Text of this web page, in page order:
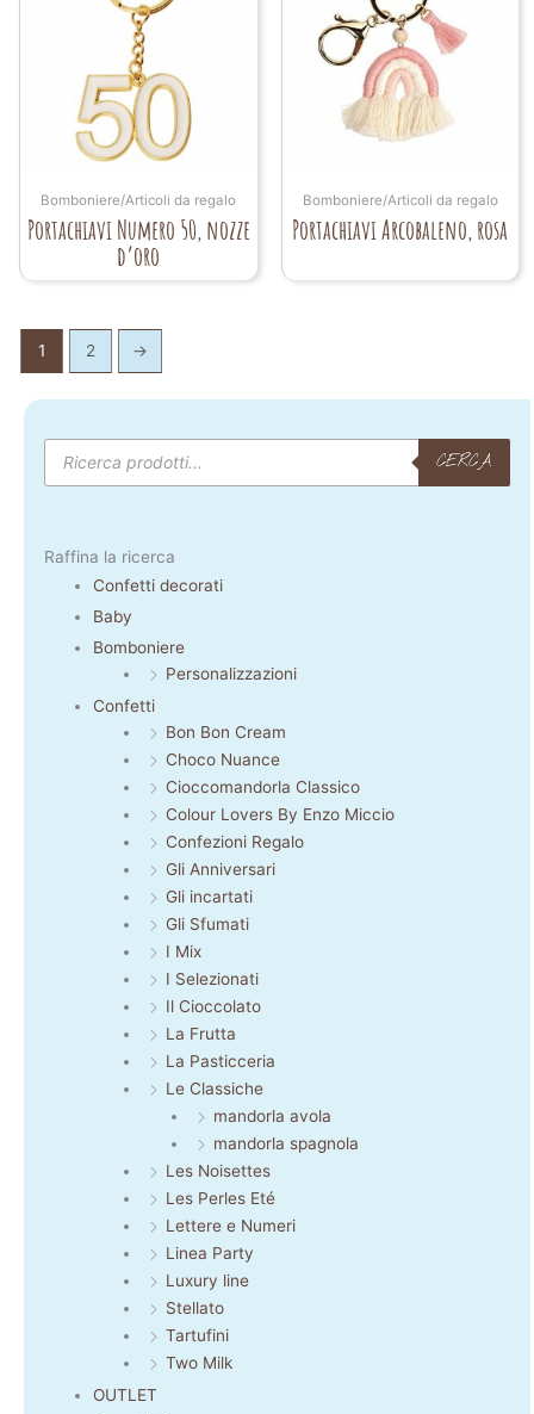
Bomboniere/Articoli da regalo
Portachiavi Numero 50, nozze
d’oro
Bomboniere/Articoli da regalo
Portachiavi Arcobaleno, rosa
1 2 →
Products
search
CERCA
Raffina la ricerca
Confetti decorati
Baby
Bomboniere
Personalizzazioni
Confetti
Bon Bon Cream
Choco Nuance
Cioccomandorla Classico
Colour Lovers By Enzo Miccio
Confezioni Regalo
Gli Anniversari
Gli incartati
Gli Sfumati
I Mix
I Selezionati
Il Cioccolato
La Frutta
La Pasticceria
Le Classiche
mandorla avola
mandorla spagnola
Les Noisettes
Les Perles Eté
Lettere e Numeri
Linea Party
Luxury line
Stellato
Tartufini
Two Milk
OUTLET